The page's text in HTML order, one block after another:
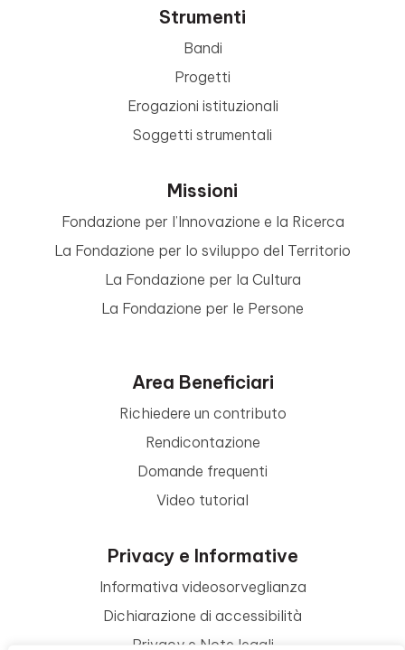
Strumenti
Bandi
Progetti
Erogazioni istituzionali
Soggetti strumentali
Missioni
Fondazione per l’Innovazione e la Ricerca
La Fondazione per lo sviluppo del Territorio
La Fondazione per la Cultura
La Fondazione per le Persone
Area Beneficiari
Richiedere un contributo
Rendicontazione
Domande frequenti
Video tutorial
Privacy e Informative
Informativa videosorveglianza
Dichiarazione di accessibilità
Privacy e Note legali